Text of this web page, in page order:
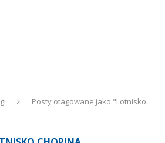
Posty otagowane jako "Lotnisko